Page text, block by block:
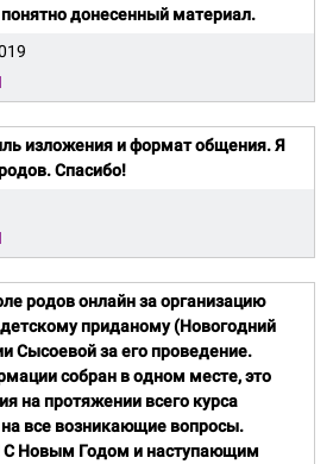
донесенный материал.
изложения и формат общения. Я
Спасибо!
родов онлайн за организацию
детскому приданому (Новогодний
Сысоевой за его проведение.
собран в одном месте, это
на протяжении всего курса
все возникающие вопросы.
С Новым Годом и наступающим